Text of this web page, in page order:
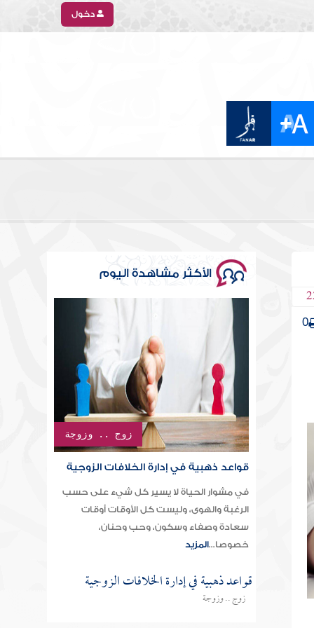
دخول
0
الأكثر مشاهدة اليوم
زوج .. وزوجة
قواعد ذهبية في إدارة الخلافات الزوجية
في مشوار الحياة لا يسير كل شيء على حسب
الرغبة والهوى، وليست كل الأوقات أوقات
سعادة وصفاء وسكون، وحب وحنان،
خصوصا...المزيد
قواعد ذهبية في إدارة الخلافات الزوجية
زوج .. وزوجة